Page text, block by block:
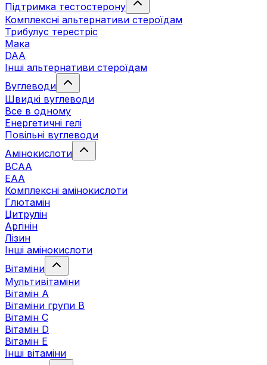
Підтримка тестостерону
Комплексні альтернативи стероїдам
Трибулус терестріс
Мака
DAA
Інші альтернативи стероїдам
Вуглеводи
Швидкі вуглеводи
Все в одному
Енергетичні гелі
Повільні вуглеводи
Амінокислоти
BCAA
EAA
Комплексні амінокислоти
Глютамін
Цитрулін
Аргінін
Лізин
Інші амінокислоти
Вітаміни
Мультивітаміни
Вітамін А
Вітаміни групи В
Вітамін C
Вітамін D
Вітамін Е
Інші вітаміни